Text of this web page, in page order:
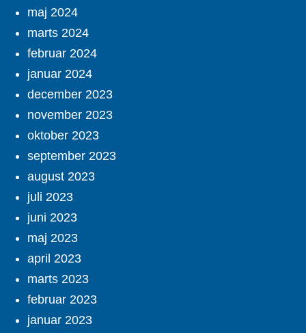
maj 2024
marts 2024
februar 2024
januar 2024
december 2023
november 2023
oktober 2023
september 2023
august 2023
juli 2023
juni 2023
maj 2023
april 2023
marts 2023
februar 2023
januar 2023